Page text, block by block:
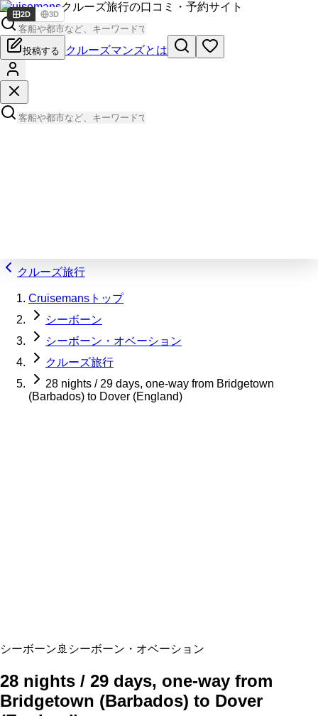
Cruisemansクルーズ旅行の口コミ・予約サイト
投稿する クルーズマンズとは
クルーズ旅行
Cruisemansトップ
シーボーン
シーボーン・オベーション
クルーズ旅行
28 nights / 29 days, one-way from Bridgetown
(Barbados) to Dover (England)
2D 3D
シーボーン 🚢 シーボーン・オベーション
28 nights / 29 days, one-way from
Bridgetown (Barbados) to Dover